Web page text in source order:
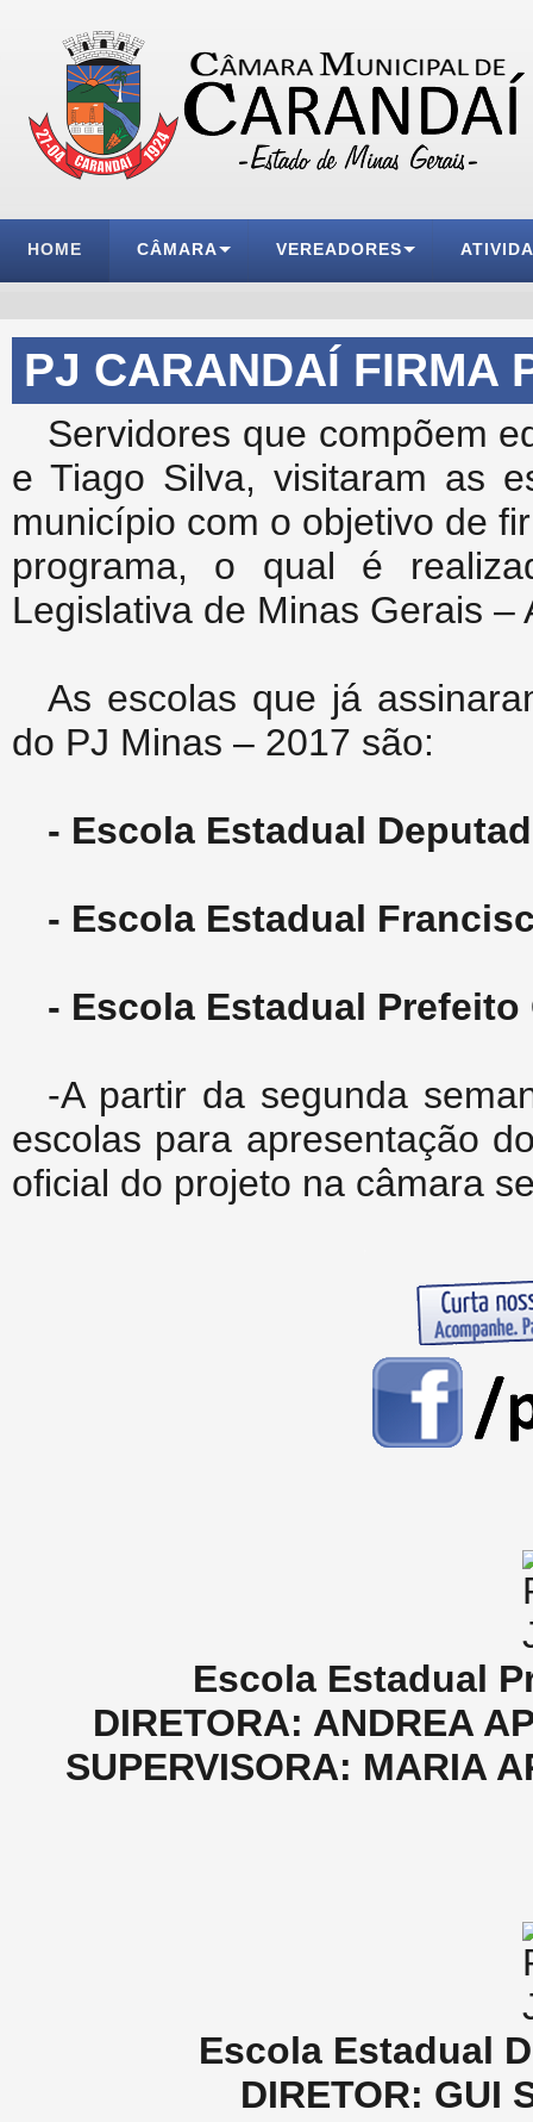
HOME CÂMARA VEREADORES
PJ CARANDAÍ FIRMA
Servidores que compõem
e Tiago Silva, visitaram as
município com o objetivo de
programa, o qual é
Legislativa de Minas Gerais –
As escolas que já
do PJ Minas – 2017 são:
- Escola Estadual
- Escola Estadual
- Escola Estadual
-A partir da segunda
escolas para apresentação
oficial do projeto na câmara
Escola Estadual
DIRETORA: ANDREA
SUPERVISORA: MARIA
Escola Estadual
DIRETOR: GUI